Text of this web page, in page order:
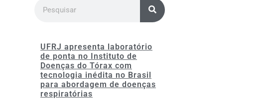
UFRJ apresenta laboratório
de ponta no Instituto de
Doenças do Tórax com
tecnologia inédita no Brasil
para abordagem de doenças
respiratórias